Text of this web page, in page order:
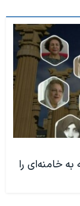
خامنه‌ای را